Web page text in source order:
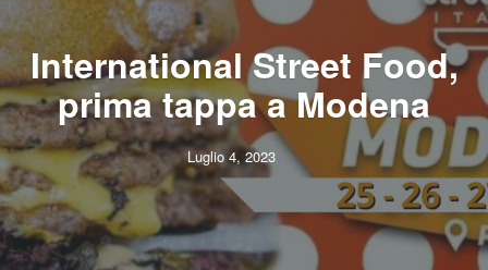
International Street Food,
prima tappa a Modena
Luglio 4, 2023